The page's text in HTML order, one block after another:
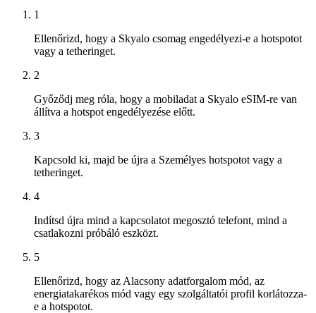
1
Ellenőrizd, hogy a Skyalo csomag engedélyezi-e a hotspotot
vagy a tetheringet.
2
Győződj meg róla, hogy a mobiladat a Skyalo eSIM-re van
állítva a hotspot engedélyezése előtt.
3
Kapcsold ki, majd be újra a Személyes hotspotot vagy a
tetheringet.
4
Indítsd újra mind a kapcsolatot megosztó telefont, mind a
csatlakozni próbáló eszközt.
5
Ellenőrizd, hogy az Alacsony adatforgalom mód, az
energiatakarékos mód vagy egy szolgáltatói profil korlátozza-
e a hotspotot.